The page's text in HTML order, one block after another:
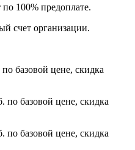
100% предоплате.
счет организации.
базовой цене, скидка
по базовой цене, скидка
по базовой цене, скидка